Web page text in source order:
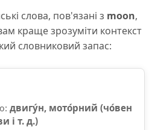
слова, пов'язані з moon,
краще зрозуміти контекст
словниковий запас:
двигу́н, мото́рний (чо́вен
і т. д.)